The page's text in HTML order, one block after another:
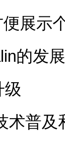
展示
的发
级
术普